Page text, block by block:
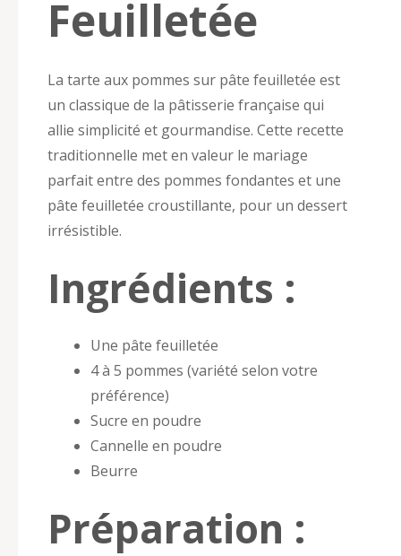
Feuilletée
La tarte aux pommes sur pâte feuilletée est
un classique de la pâtisserie française qui
allie simplicité et gourmandise. Cette recette
traditionnelle met en valeur le mariage
parfait entre des pommes fondantes et une
pâte feuilletée croustillante, pour un dessert
irrésistible.
Ingrédients :
Une pâte feuilletée
4 à 5 pommes (variété selon votre
préférence)
Sucre en poudre
Cannelle en poudre
Beurre
Préparation :